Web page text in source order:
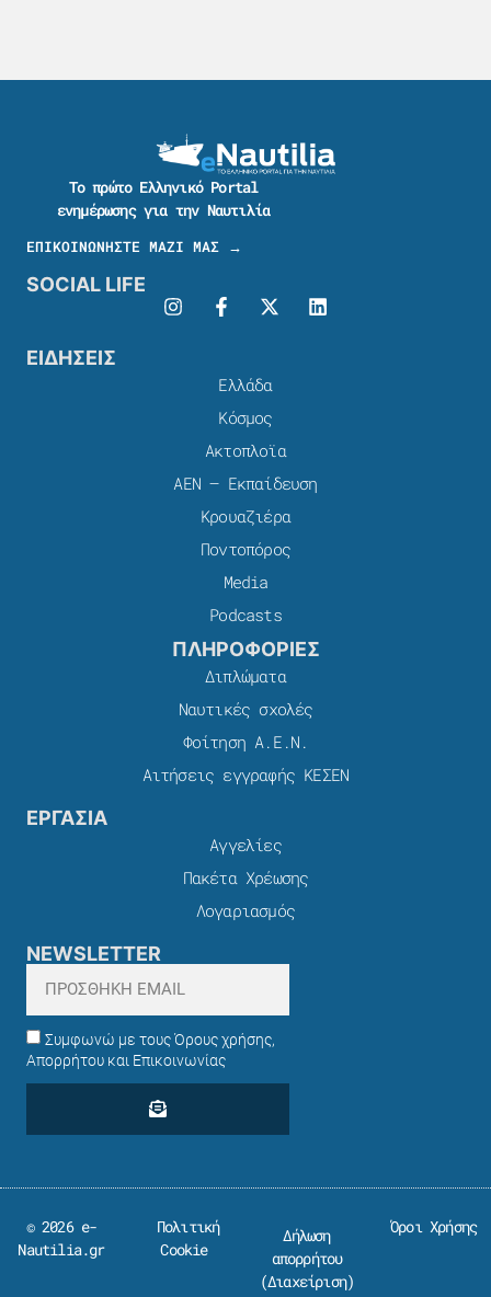
Το πρώτο Ελληνικό Portal
ενημέρωσης για την Ναυτιλία
ΕΠΙΚΟΙΝΩΝΗΣΤΕ ΜΑΖΙ ΜΑΣ →
SOCIAL LIFE
ΕΙΔΗΣΕΙΣ
Ελλάδα
Κόσμος
Ακτοπλοϊα
ΑΕΝ – Εκπαίδευση
Κρουαζιέρα
Ποντοπόρος
Media
Podcasts
ΠΛΗΡΟΦΟΡΙΕΣ
Διπλώματα
Ναυτικές σχολές
Φοίτηση Α.Ε.Ν.
Αιτήσεις εγγραφής ΚΕΣΕΝ
ΕΡΓΑΣΙΑ
Αγγελίες
Πακέτα Χρέωσης​
Λογαριασμός
NEWSLETTER
Συμφωνώ με τους Όρους χρήσης,
Απορρήτου και Επικοινωνίας
© 2026 e-
Nautilia.gr
Πολιτική
Cookie
Δήλωση
απορρήτου
(Διαχείριση)
Όροι Χρήσης